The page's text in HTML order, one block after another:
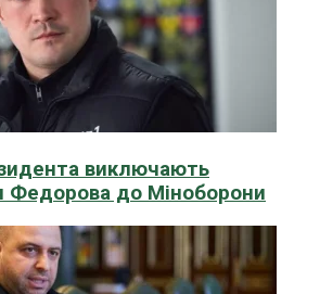
виключають
Федорова до Міноборони